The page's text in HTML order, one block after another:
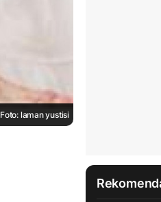
Foto: laman yustisi